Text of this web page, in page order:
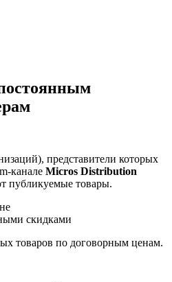
представители которых
канале Micros Distribution
публикуемые товары.
скидками
товаров по договорным ценам.